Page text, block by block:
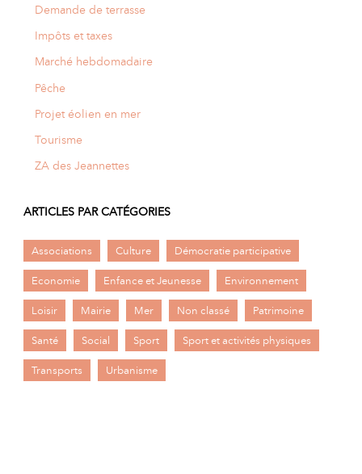
Demande de terrasse
Impôts et taxes
Marché hebdomadaire
Pêche
Projet éolien en mer
Tourisme
ZA des Jeannettes
ARTICLES PAR CATÉGORIES
Associations Culture Démocratie participative
Economie Enfance et Jeunesse Environnement
Loisir Mairie Mer Non classé Patrimoine
Santé Social Sport Sport et activités physiques
Transports Urbanisme